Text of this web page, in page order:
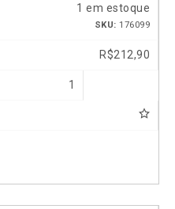
1 em estoque
SKU: 176099
R$212,90
1